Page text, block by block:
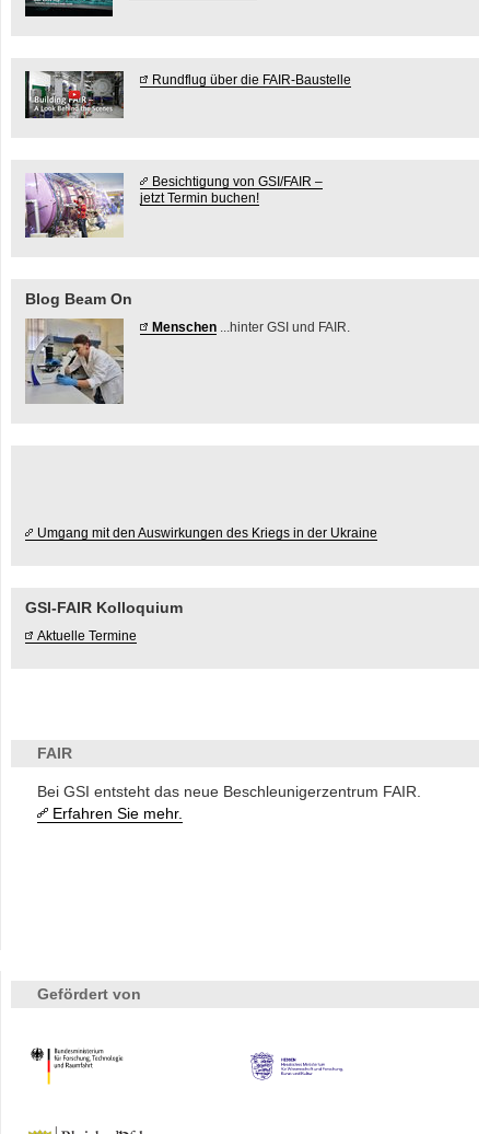
FAIR
Bei GSI entsteht das neue Beschleunigerzentrum FAIR.
Erfahren Sie mehr.
Gefördert von
HMWK
Rundflug über die FAIR-Baustelle
Besichtigung von GSI/FAIR –
jetzt Termin buchen!
Blog Beam On
Menschen ...hinter GSI und FAIR.
Umgang mit den Auswirkungen des Kriegs in der Ukraine
GSI-FAIR Kolloquium
Aktuelle Termine